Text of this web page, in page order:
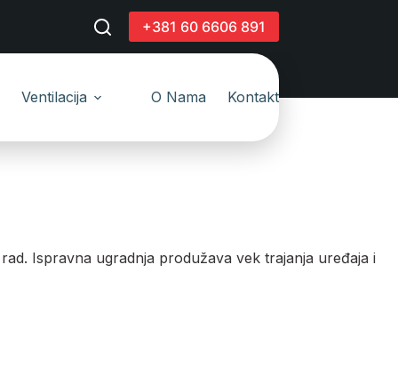
+381 60 6606 891
Ventilacija O Nama Kontakt
Ispravna ugradnja produžava vek trajanja uređaja i